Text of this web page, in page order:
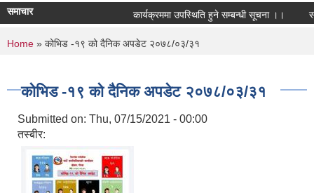
समाचार कार्यक्रममा उपस्थिति हुने सम्बन्धी सूचना ।।
You are here
Home » कोभिड -१९ को दैनिक अपडेट २०७८/०३/३१
कोभिड -१९ को दैनिक अपडेट २०७८/०३/३१
Submitted on: Thu, 07/15/2021 - 00:00
तस्बीर: